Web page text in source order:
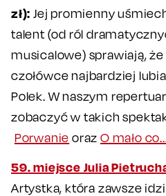
zł): Jej promienny
talent (od ról
musicalowe) sprawiają,
czołówce najbardziej
Polek. W naszym
zobaczyć w takich
Porwanie orazO mało
59. miejsce Julia
Artystka, która zawsze